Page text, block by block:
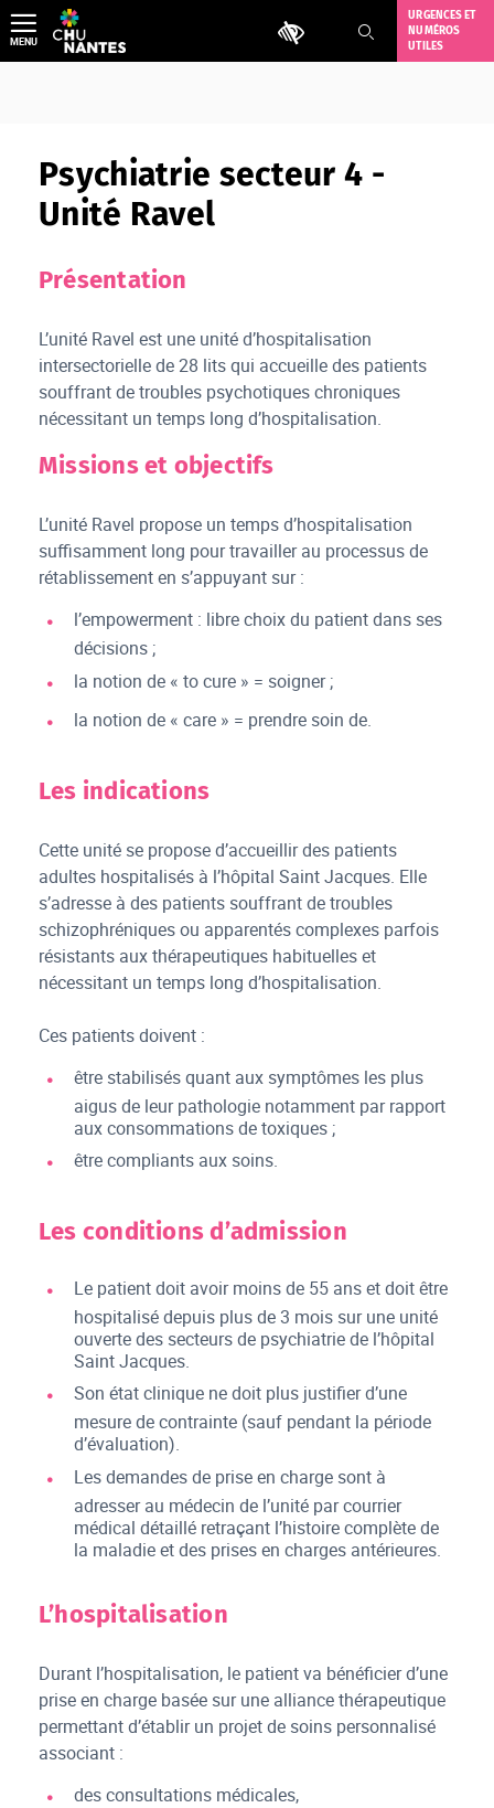
Aller
au
contenu
Outils d'accessibilité
URGENCES ET
NUMÉROS
UTILES
MENU
Psychiatrie secteur 4 -
Unité Ravel
Présentation
L’unité Ravel est une unité d’hospitalisation
intersectorielle de 28 lits qui accueille des patients
souffrant de troubles psychotiques chroniques
nécessitant un temps long d’hospitalisation.
Missions et objectifs
L’unité Ravel propose un temps d’hospitalisation
suffisamment long pour travailler au processus de
rétablissement en s’appuyant sur :
l’empowerment : libre choix du patient dans ses
décisions ;
la notion de « to cure » = soigner ;
la notion de « care » = prendre soin de.
Les indications
Cette unité se propose d’accueillir des patients
adultes hospitalisés à l’hôpital Saint Jacques. Elle
s’adresse à des patients souffrant de troubles
schizophréniques ou apparentés complexes parfois
résistants aux thérapeutiques habituelles et
nécessitant un temps long d’hospitalisation.
Ces patients doivent :
être stabilisés quant aux symptômes les plus
aigus de leur pathologie notamment par rapport
aux consommations de toxiques ;
être compliants aux soins.
Les conditions d’admission
Le patient doit avoir moins de 55 ans et doit être
hospitalisé depuis plus de 3 mois sur une unité
ouverte des secteurs de psychiatrie de l’hôpital
Saint Jacques.
Son état clinique ne doit plus justifier d’une
mesure de contrainte (sauf pendant la période
d’évaluation).
Les demandes de prise en charge sont à
adresser au médecin de l’unité par courrier
médical détaillé retraçant l’histoire complète de
la maladie et des prises en charges antérieures.
L’hospitalisation
Durant l’hospitalisation, le patient va bénéficier d’une
prise en charge basée sur une alliance thérapeutique
permettant d’établir un projet de soins personnalisé
associant :
des consultations médicales,